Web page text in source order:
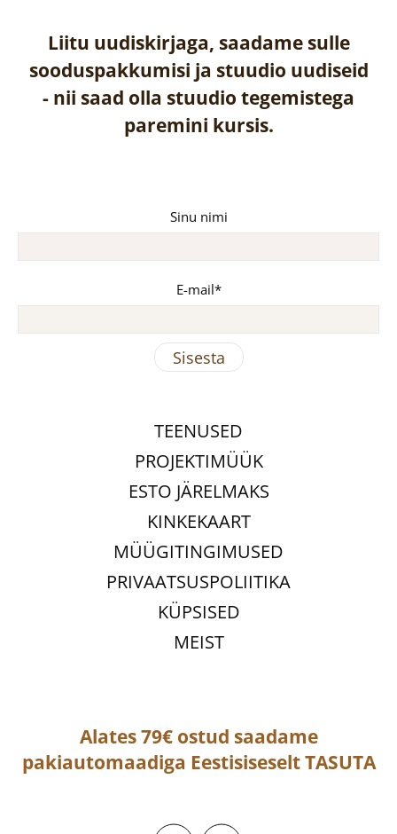
Liitu uudiskirjaga, saadame sulle
sooduspakkumisi ja stuudio uudiseid
- nii saad olla stuudio tegemistega
paremini kursis.
Sinu nimi
E-mail
TEENUSED
PROJEKTIMÜÜK
ESTO JÄRELMAKS
KINKEKAART
MÜÜGITINGIMUSED
PRIVAATSUSPOLIITIKA
KÜPSISED
MEIST
Alates 79€ ostud saadame
pakiautomaadiga EestisiseseltTASUTA